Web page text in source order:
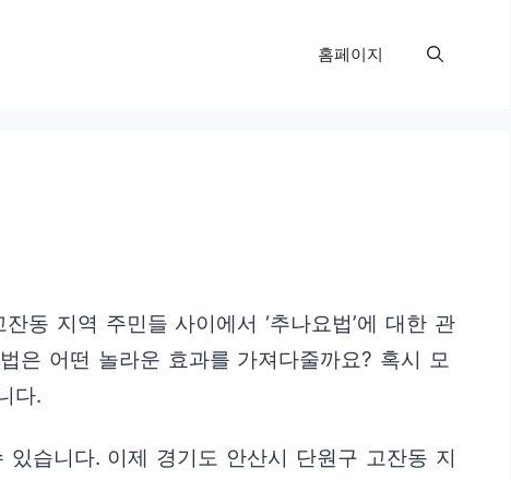
홈페이지
동 지역 주민들 사이에서 ‘추나요법’에 대한 관
은 어떤 놀라운 효과를 가져다줄까요? 혹시 모
다.
습니다. 이제 경기도 안산시 단원구 고잔동 지